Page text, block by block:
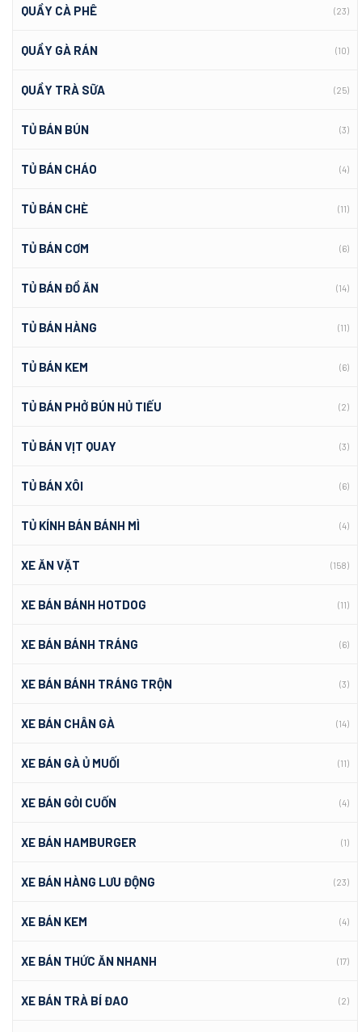
QUẦY CÀ PHÊ (23)
QUẦY GÀ RÁN (10)
QUẦY TRÀ SỮA (25)
TỦ BÁN BÚN (3)
TỦ BÁN CHÁO (4)
TỦ BÁN CHÈ (11)
TỦ BÁN CƠM (6)
TỦ BÁN ĐỒ ĂN (14)
TỦ BÁN HÀNG (11)
TỦ BÁN KEM (6)
TỦ BÁN PHỞ BÚN HỦ TIẾU (2)
TỦ BÁN VỊT QUAY (3)
TỦ BÁN XÔI (6)
TỦ KÍNH BÁN BÁNH MÌ (4)
XE ĂN VẶT (158)
XE BÁN BÁNH HOTDOG (11)
XE BÁN BÁNH TRÁNG (6)
XE BÁN BÁNH TRÁNG TRỘN (3)
XE BÁN CHÂN GÀ (14)
XE BÁN GÀ Ủ MUỐI (11)
XE BÁN GỎI CUỐN (4)
XE BÁN HAMBURGER (1)
XE BÁN HÀNG LƯU ĐỘNG (23)
XE BÁN KEM (4)
XE BÁN THỨC ĂN NHANH (17)
XE BÁN TRÀ BÍ ĐAO (2)